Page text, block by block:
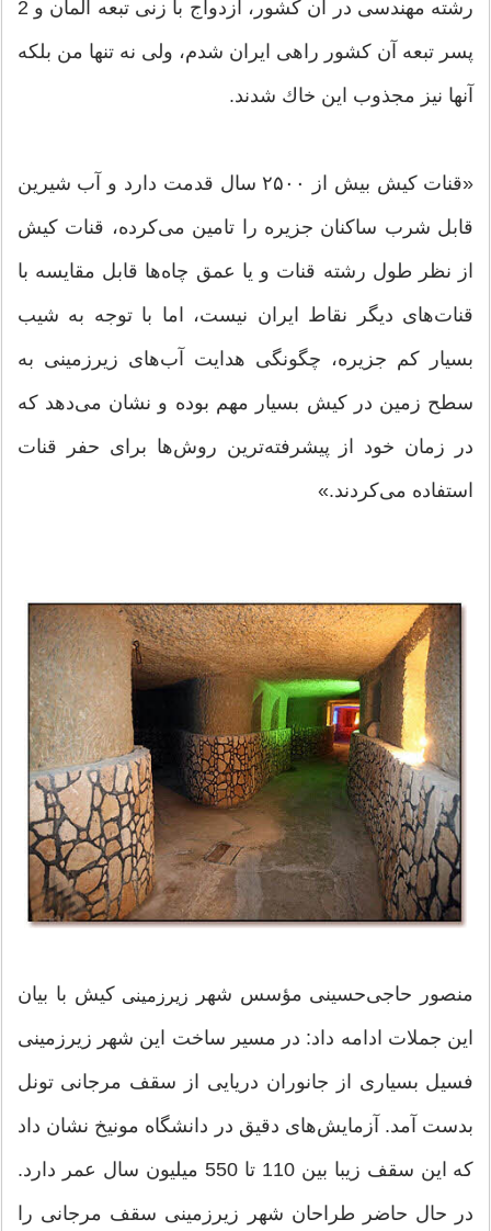
رشته مهندسی در آن كشور، ازدواج با زنی تبعه آلمان و 2
پسر تبعه آن كشور راهی ایران شدم، ولی نه تنها من بلكه
آنها نیز مجذوب این خاك شدند.
«قنات كیش بیش از ۲۵۰۰ سال قدمت دارد و آب شیرین
قابل شرب ساكنان جزیره را تامین می‌كرده، قنات كیش
از نظر طول رشته قنات و یا عمق چاه‌ها قابل مقایسه با
قنات‌های دیگر نقاط ایران نیست‌، اما با توجه به شیب
بسیار كم جزیره‌، چگونگی هدایت آب‌های زیرزمینی به
سطح زمین در كیش بسیار مهم بوده و نشان می‌دهد كه
در زمان خود از پیشرفته‌ترین روش‌ها برای حفر قنات
استفاده می‌كردند.»
منصور حاجی‌حسینی مؤسس شهر زیرزمینی كیش با بیان
این جملات ادامه داد: در مسیر ساخت این شهر زیرزمینی
فسیل بسیاری از جانوران دریایی از سقف مرجانی تونل
بدست آمد. آزمایش‌های دقیق در دانشگاه مونیخ نشان داد
كه این سقف زیبا بین 110 تا 550 میلیون سال عمر دارد.
در حال حاضر طراحان شهر زیرزمینی سقف مرجانی را